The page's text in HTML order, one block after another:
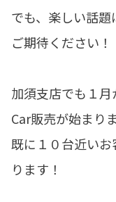
でも、楽しい話
ご期待ください！
加須支店でも１
Car販売が始まり
既に１０台近い
ります！